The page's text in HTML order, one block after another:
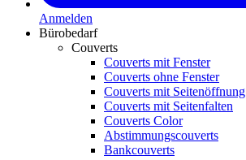
Anmelden
Bürobedarf
Couverts
Couverts mit Fenster
Couverts ohne Fenster
Couverts mit Seitenöffnung
Couverts mit Seitenfalten
Couverts Color
Abstimmungscouverts
Bankcouverts